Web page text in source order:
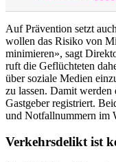
Auf Prävention setzt
wollen das Risiko von
minimieren», sagt
ruft die Geflüchteten
über soziale Medien
zu lassen. Damit
Gastgeber registriert.
und Notfallnummern im
Verkehrsdelikt ist